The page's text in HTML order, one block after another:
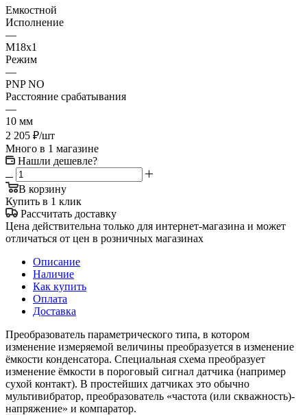
Емкостной
Исполнение
—
M18x1
Режим
—
PNP NO
Расстояние срабатывания
—
10 мм
2 205 ₽/шт
Много в 1 магазине
Нашли дешевле?
В корзину
Купить в 1 клик
Рассчитать доставку
Цена действительна только для интернет-магазина и может
отличаться от цен в розничных магазинах
Описание
Наличие
Как купить
Оплата
Доставка
Преобразователь параметрического типа, в котором
изменение измеряемой величины преобразуется в изменение
ёмкости конденсатора. Специальная схема преобразует
изменение ёмкости в пороговый сигнал датчика (например
сухой контакт). В простейших датчиках это обычно
мультивибратор, преобразователь «частота (или скважность)-
напряжение» и компаратор.